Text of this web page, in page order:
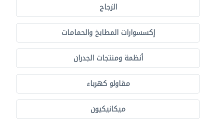
الزجاج
إكسسوارات المطابخ والحمامات
أنظمة ومنتجات الجدران
مقاولو كهرباء
ميكانيكيون